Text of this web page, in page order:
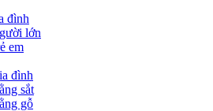
đình
lớn
em
đình
sắt
gỗ